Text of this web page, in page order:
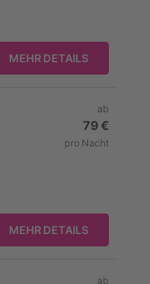
MEHR DETAILS
ab
79 €
pro Nacht
MEHR DETAILS
ab